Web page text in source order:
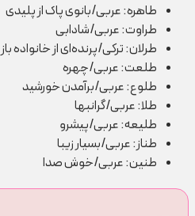
طاهره: عربی/بانوی پاک از پلیدی
طراوت: عربی/شادابی
طرلان: ترکی/پرنده‌ای از خانواده باز
طلعت: عربی/چهره
طلوع: عربی/برآمدن خورشید
طلا: عربی/گرانبها
طلیعه: عربی/پیشرو
طناز: عربی/بسیار زیبا
طنین: عربی/خوش صدا